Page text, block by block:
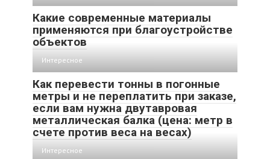
Какие современные материалы
применяются при благоустройстве
объектов
Интересное
Как перевести тонны в погонные
метры и не переплатить при заказе,
если вам нужна двутавровая
металлическая балка (цена: метр в
счете против веса на весах)
Интересное